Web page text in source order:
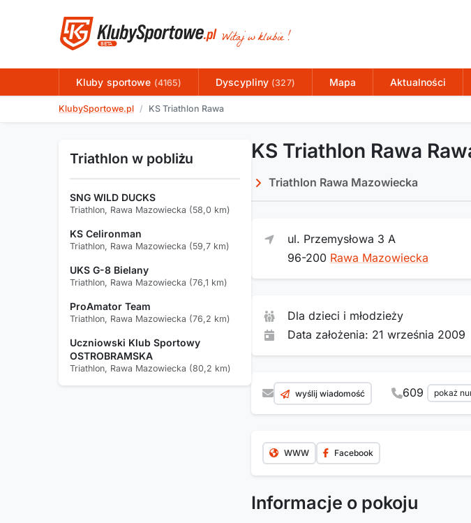
Kluby sportowe (4165) Dyscypliny (327) Mapa Aktualności
KlubySportowe.pl KS Triathlon Rawa
KS Triathlon Rawa
Triathlon Rawa Mazowiecka
ul. Przemysłowa 3 A
96-200 Rawa Mazowiecka
Dla dzieci i młodzieży
Data założenia: 21 września 2009
wyślij wiadomość 609 pokaż
WWW Facebook
Informacje o pokoju
Triathlon w pobliżu
SNG WILD DUCKS
Triathlon, Rawa Mazowiecka (58,0 km)
KS Celironman
Triathlon, Rawa Mazowiecka (59,7 km)
UKS G-8 Bielany
Triathlon, Rawa Mazowiecka (76,1 km)
ProAmator Team
Triathlon, Rawa Mazowiecka (76,2 km)
Uczniowski Klub Sportowy
OSTROBRAMSKA
Triathlon, Rawa Mazowiecka (80,2 km)